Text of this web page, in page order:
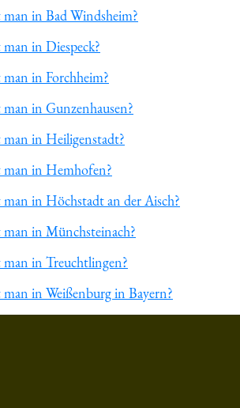
in Bad Windsheim?
in Diespeck?
in Forchheim?
in Gunzenhausen?
in Heiligenstadt?
man in Hemhofen?
in Höchstadt an der Aisch?
in Münchsteinach?
in Treuchtlingen?
in Weißenburg in Bayern?